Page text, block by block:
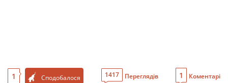
1 Сподобалося 1417 Переглядів 1 Коментарі